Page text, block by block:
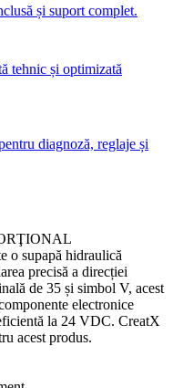
și suport complet.
tehnic și optimizată
diagnoză, reglaje și
o supapă hidraulică
precisă a direcției
de 35 și simbol V, acest
electronice
la 24 VDC. CreatX
acest produs.